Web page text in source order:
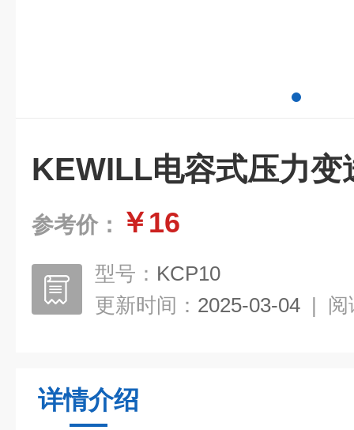
KEWILL电容式压力变
参考价： ￥16
型号： KCP10
更新时间： 2025-03-04 | 阅
详情介绍